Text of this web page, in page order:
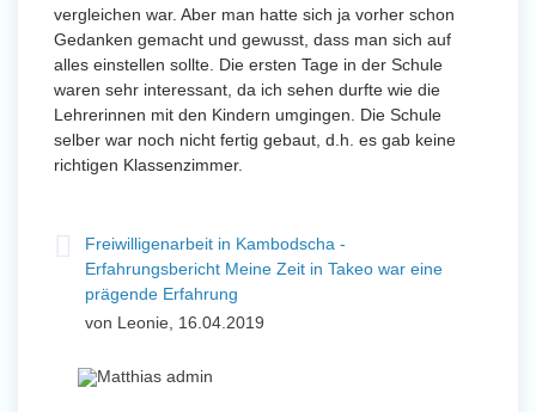
vergleichen war. Aber man hatte sich ja vorher schon
Gedanken gemacht und gewusst, dass man sich auf
alles einstellen sollte. Die ersten Tage in der Schule
waren sehr interessant, da ich sehen durfte wie die
Lehrerinnen mit den Kindern umgingen. Die Schule
selber war noch nicht fertig gebaut, d.h. es gab keine
richtigen Klassenzimmer.
Freiwilligenarbeit in Kambodscha -
Erfahrungsbericht Meine Zeit in Takeo war eine
prägende Erfahrung
von Leonie, 16.04.2019